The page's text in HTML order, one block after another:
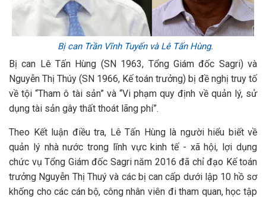
Bị can Trần Vĩnh Tuyến và Lê Tấn Hùng.
Bị can Lê Tấn Hùng (SN 1963, Tổng Giám đốc Sagri) và
Nguyễn Thị Thúy (SN 1966, Kế toán trưởng) bị đề nghị truy tố
về tội “Tham ô tài sản” và “Vi phạm quy định về quản lý, sử
dụng tài sản gây thất thoát lãng phí”.
Theo Kết luận điều tra, Lê Tấn Hùng là người hiểu biết về
quản lý nhà nước trong lĩnh vực kinh tế - xã hội, lợi dụng
chức vụ Tổng Giám đốc Sagri năm 2016 đã chỉ đạo Kế toán
trưởng Nguyễn Thị Thuý và các bị can cấp dưới lập 10 hồ sơ
khống cho các cán bộ, công nhân viên đi tham quan, học tập